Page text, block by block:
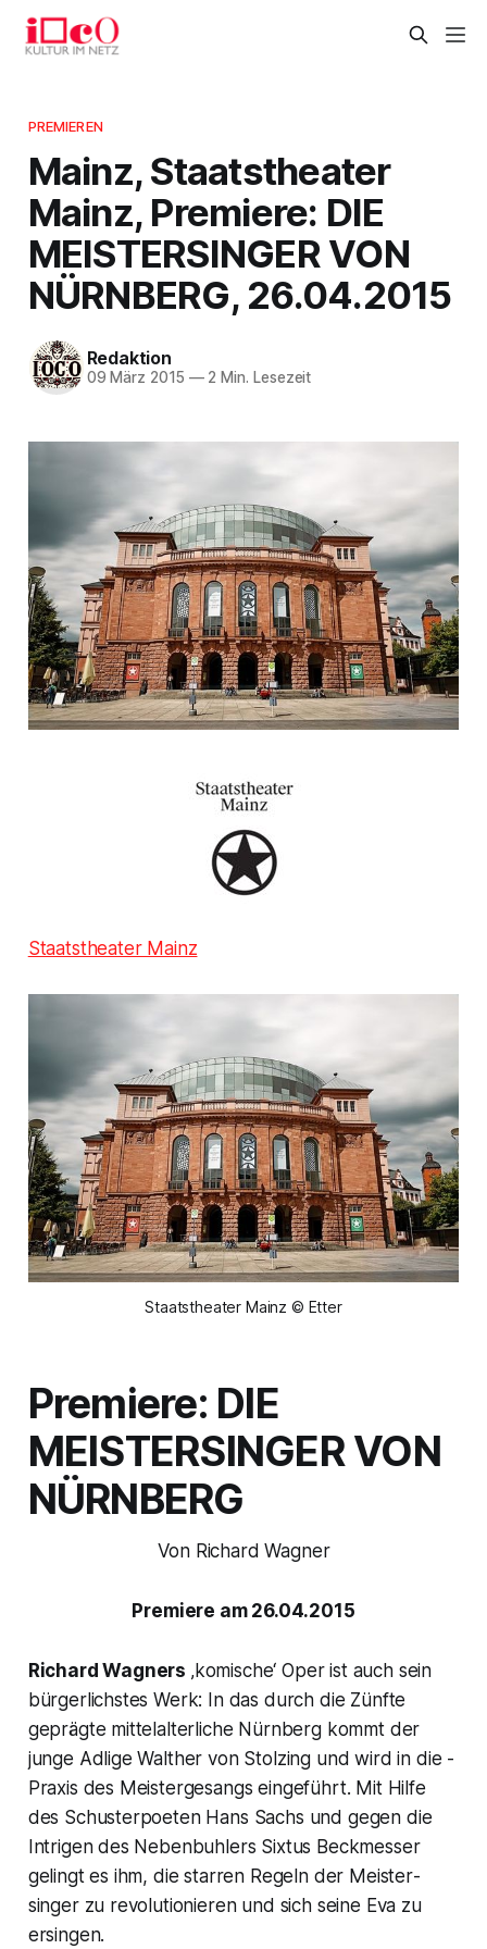
PREMIEREN
Mainz, Staatstheater
Mainz, Premiere: DIE
MEISTERSINGER VON
NÜRNBERG, 26.04.2015
Redaktion
09 März 2015 —2 Min. Lesezeit
Staatstheater Mainz
Staatstheater Mainz © Etter
Premiere: DIE
MEISTERSINGER VON
NÜRNBERG
Von Richard Wagner
Premiere am 26.04.2015
Richard Wagners ‚komische‘ Oper ist auch sein
bürgerlichstes Werk: In das durch die Zünfte
geprägte mittelalterliche Nürnberg kommt der
junge Adlige Walther von Stolzing und wird in die ­
Praxis des Meistergesangs ein­geführt. Mit Hilfe
des Schusterpoeten Hans Sachs und gegen die
Intrigen des Nebenbuhlers Sixtus Beckmesser
gelingt es ihm, die starren Regeln der Meister­
singer zu ­revolutionieren und sich seine Eva zu
ersingen.